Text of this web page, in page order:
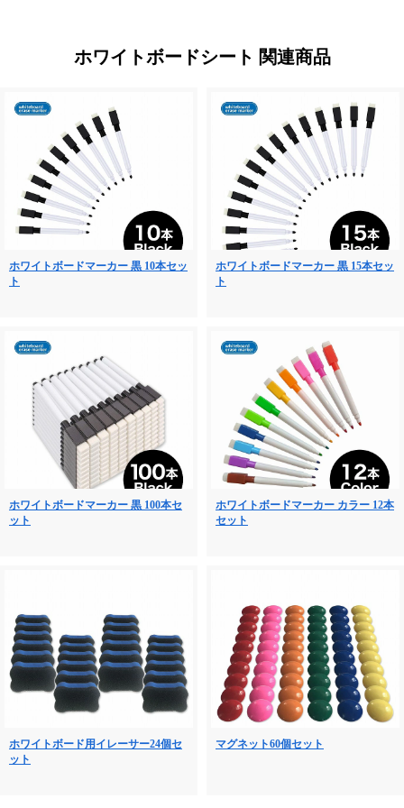
ホワイトボードシート 関連商品
ホワイトボードマーカー 黒 10本セッ
ト
ホワイトボードマーカー 黒 15本セッ
ト
ホワイトボードマーカー 黒 100本セ
ット
ホワイトボードマーカー カラー 12本
セット
ホワイトボード用イレーサー24個セ
ット
マグネット60個セット